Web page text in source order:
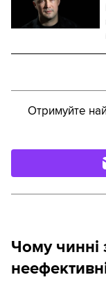
Отримуйте
Чому чинні